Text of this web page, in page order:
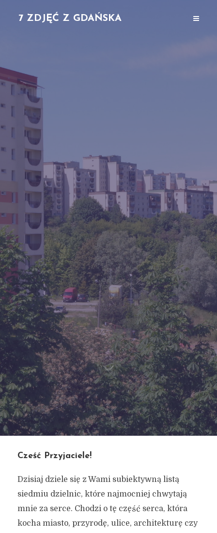
7 ZDJĘĆ Z GDAŃSKA
Cześć Przyjaciele!
Dzisiaj dziele się z Wami subiektywną listą
siedmiu dzielnic, które najmocniej chwytają
mnie za serce. Chodzi o tę część serca, która
kocha miasto, przyrodę, ulice, architekturę czy